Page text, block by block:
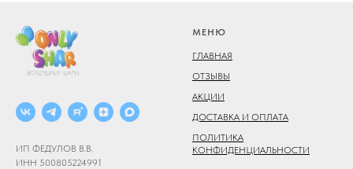
ИП ФЕДУЛОВ В.В.
ИНН 500805224991
МЕНЮ
ГЛАВНАЯ
ОТЗЫВЫ
АКЦИИ
ДОСТАВКА И ОПЛАТА
ПОЛИТИКА
КОНФИДЕНЦИАЛЬНОСТИ